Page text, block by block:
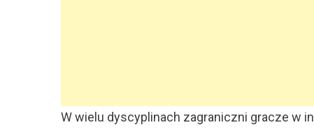
W wielu dyscyplinach zagraniczni gracze w